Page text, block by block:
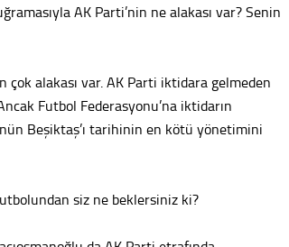
AK Parti’nin ne alakası var? Senin
alakası var. AK Parti iktidara gelmeden
Futbol Federasyonu’na iktidarın
Beşiktaş’ı tarihinin en kötü yönetimini
siz ne beklersiniz ki?